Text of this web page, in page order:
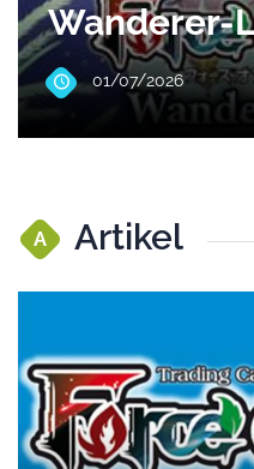
Wanderer-
01/07/2026
A Artikel